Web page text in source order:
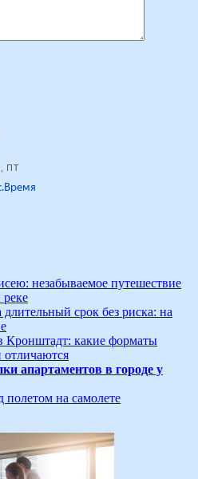
незабываемое путешествие
срок без риска: на
Кронштадт: какие форматы
апартаментов в городе у
полетом на самолете